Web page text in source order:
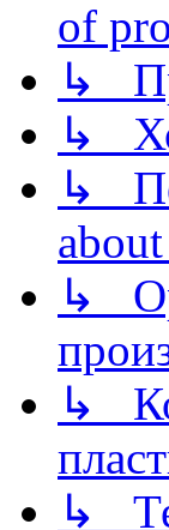
of
↳
↳
↳
↳
↳
↳